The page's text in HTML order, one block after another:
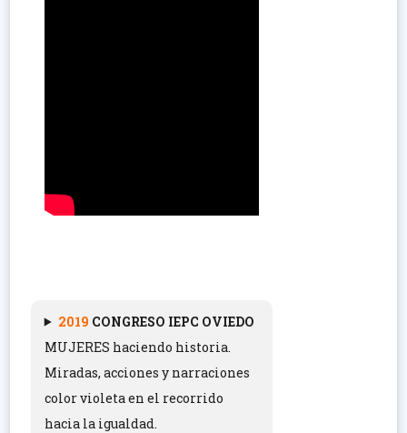
2019 CONGRESO IEPC OVIEDO
MUJERES haciendo historia.
Miradas, acciones y narraciones
color violeta en el recorrido
hacia la igualdad.